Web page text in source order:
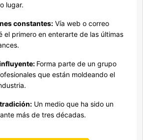
lugar.
constantes: Vía web o correo
el primero en enterarte de las últimas
Forma parte de un grupo
que están moldeando el
Un medio que ha sido un
más de tres décadas.